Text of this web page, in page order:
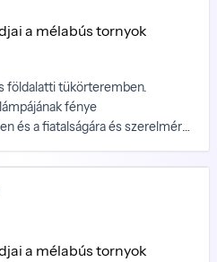
a mélabús tornyok
földalatti tükörteremben.
fénye
és a fiatalságára és szerelmére
mintha megfogadta volna, hogy
Münchhausent világvárosok és
a mélabús tornyok